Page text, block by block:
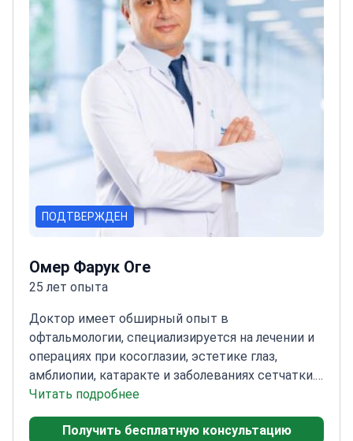
ПОДТВЕРЖДЕН
Омер Фарук Оге
25 лет опыта
Доктор имеет обширный опыт в
офтальмологии, специализируется на лечении и
операциях при косоглазии, эстетике глаз,
амблиопии, катаракте и заболеваниях сетчатки.
Кроме того, доктор владеет навыками в
области детского здоровья глаз и проводит
комплексные общие обследования зрения.
Читать подробнее
Получить бесплатную консультацию